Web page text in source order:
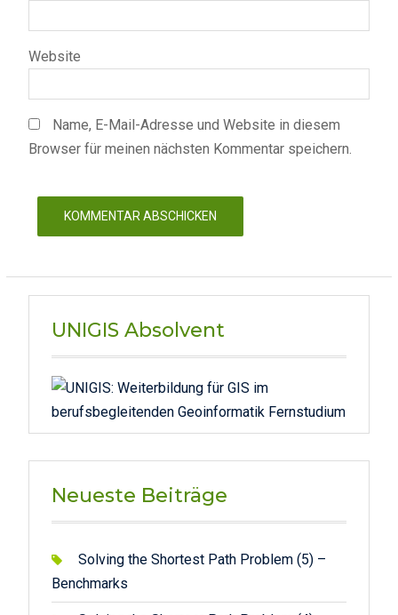
Website
Name, E-Mail-Adresse und Website in diesem
Browser für meinen nächsten Kommentar speichern.
UNIGIS Absolvent
Neueste Beiträge
Solving the Shortest Path Problem (5) –
Benchmarks